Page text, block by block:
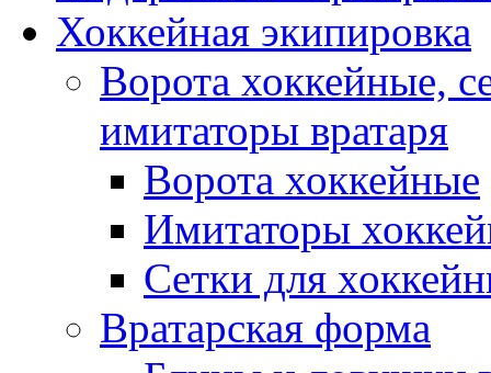
Хоккейная экипировка
Ворота хоккейные,
имитаторы вратаря
Ворота хоккейные
Имитаторы
Сетки для
Вратарская форма